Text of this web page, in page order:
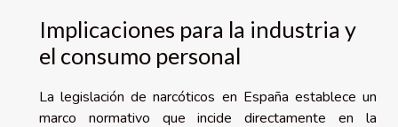
Implicaciones para la industria y
el consumo personal
La legislación de narcóticos en España establece un
marco normativo que incide directamente en la